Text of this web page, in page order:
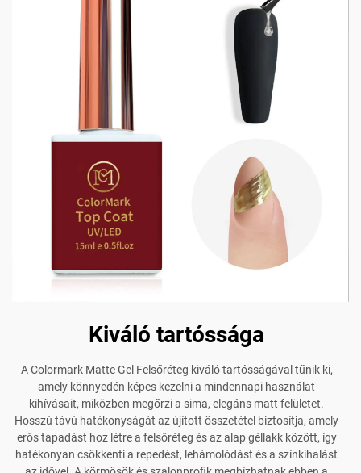
Kiváló tartóssága
A Colormark Matte Gel Felsőréteg kiváló tartósságával tűnik ki,
amely könnyedén képes kezelni a mindennapi használat
kihívásait, miközben megőrzi a sima, elegáns matt felületet.
Hosszú távú hatékonyságát az újított összetétel biztosítja, amely
erős tapadást hoz létre a felsőréteg és az alap géllakk között, így
hatékonyan csökkenti a repedést, lehámolódást és a színkihalást